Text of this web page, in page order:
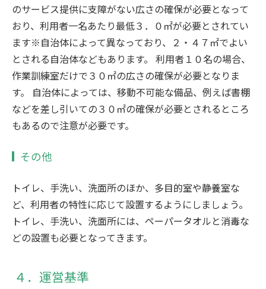
のサービス提供に支障がない広さの確保が必要となって
おり、利用者一名あたり最低３．０㎡が必要とされてい
ます※自治体によって異なっており、２・４７㎡でよい
とされる自治体などもあります。 利用者１０名の場合、
作業訓練室だけで３０㎡の広さの確保が必要となりま
す。 自治体によっては、移動不可能な備品、例えば書棚
などを差し引いての３０㎡の確保が必要とされるところ
もあるので注意が必要です。
その他
トイレ、手洗い、洗面所のほか、多目的室や静養室な
ど、利用者の特性に応じて設置するようにしましょう。
トイレ、手洗い、洗面所には、ペーパータオルと消毒な
どの設置も必要となってきます。
４．運営基準